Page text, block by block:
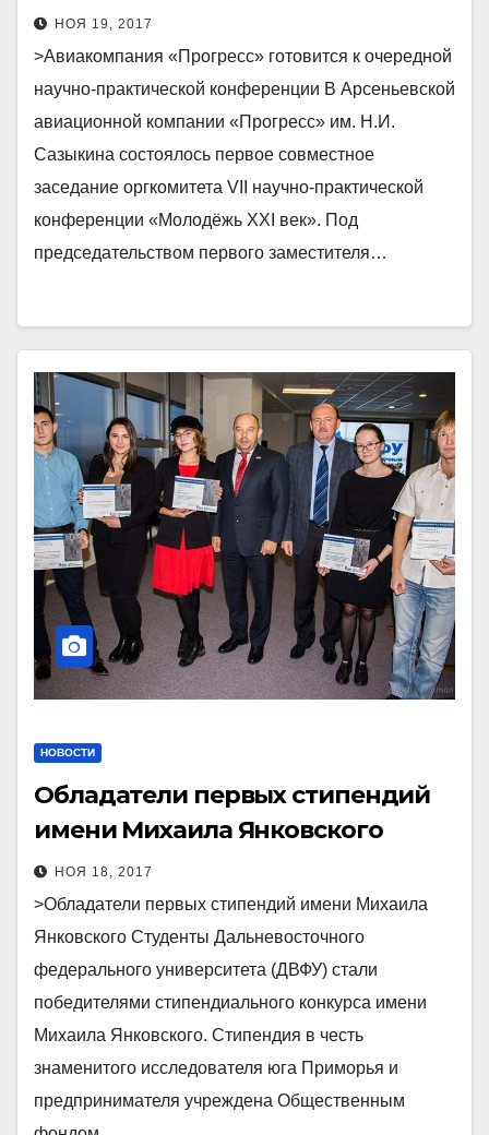
практической конференции
НОЯ 19, 2017
>Авиакомпания «Прогресс» готовится к очередной
научно-практической конференции В Арсеньевской
авиационной компании «Прогресс» им. Н.И.
Сазыкина состоялось первое совместное
заседание оргкомитета VII научно-практической
конференции «Молодёжь XXI век». Под
председательством первого заместителя…
НОВОСТИ
Обладатели первых стипендий
имени Михаила Янковского
НОЯ 18, 2017
>Обладатели первых стипендий имени Михаила
Янковского Студенты Дальневосточного
федерального университета (ДВФУ) стали
победителями стипендиального конкурса имени
Михаила Янковского. Стипендия в честь
знаменитого исследователя юга Приморья и
предпринимателя учреждена Общественным